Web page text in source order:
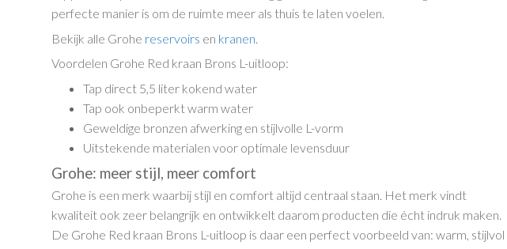
perfecte manier is om de ruimte meer als thuis te laten voelen.
Bekijk alle Grohe reservoirs en kranen.
Voordelen Grohe Red kraan Brons L-uitloop:
Tap direct 5,5 liter kokend water
Tap ook onbeperkt warm water
Geweldige bronzen afwerking en stijlvolle L-vorm
Uitstekende materialen voor optimale levensduur
Grohe: meer stijl, meer comfort
Grohe is een merk waarbij stijl en comfort altijd centraal staan. Het merk vindt
kwaliteit ook zeer belangrijk en ontwikkelt daarom producten die écht indruk maken.
De Grohe Red kraan Brons L-uitloop is daar een perfect voorbeeld van: warm, stijlvol